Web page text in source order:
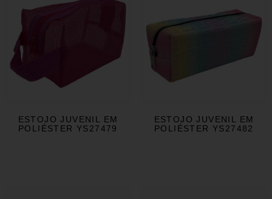
ESTOJO JUVENIL EM
POLIÉSTER YS27479
ESTOJO JUVENIL EM
POLIÉSTER YS27482